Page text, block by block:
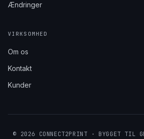
Ændringer
VIRKSOMHED
Om os
Kontakt
Kunder
© 2026 CONNECT2PRINT · BYGGET TIL